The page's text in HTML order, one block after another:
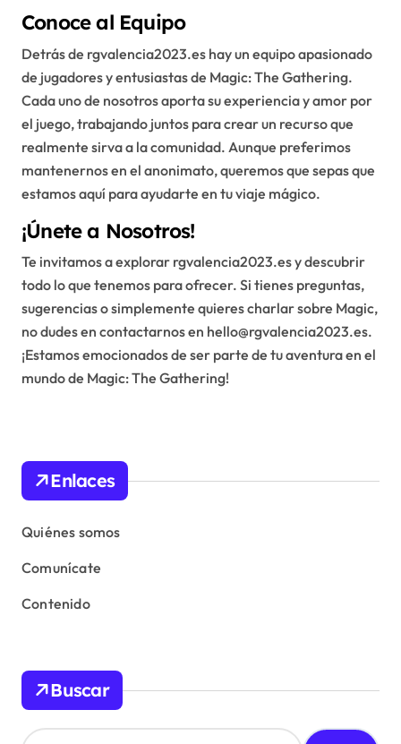
Conoce al Equipo
Detrás de rgvalencia2023.es hay un equipo apasionado
de jugadores y entusiastas de Magic: The Gathering.
Cada uno de nosotros aporta su experiencia y amor por
el juego, trabajando juntos para crear un recurso que
realmente sirva a la comunidad. Aunque preferimos
mantenernos en el anonimato, queremos que sepas que
estamos aquí para ayudarte en tu viaje mágico.
¡Únete a Nosotros!
Te invitamos a explorar rgvalencia2023.es y descubrir
todo lo que tenemos para ofrecer. Si tienes preguntas,
sugerencias o simplemente quieres charlar sobre Magic,
no dudes en contactarnos en hello@rgvalencia2023.es.
¡Estamos emocionados de ser parte de tu aventura en el
mundo de Magic: The Gathering!
Enlaces
Quiénes somos
Comunícate
Contenido
Buscar
S